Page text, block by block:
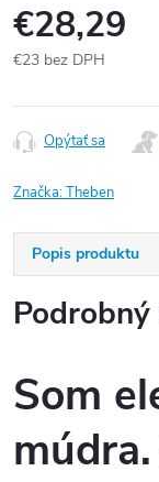
€28,29
€23 bez DPH
cena:
Opýtať sa
Značka:Theben
Popis produktu
Som